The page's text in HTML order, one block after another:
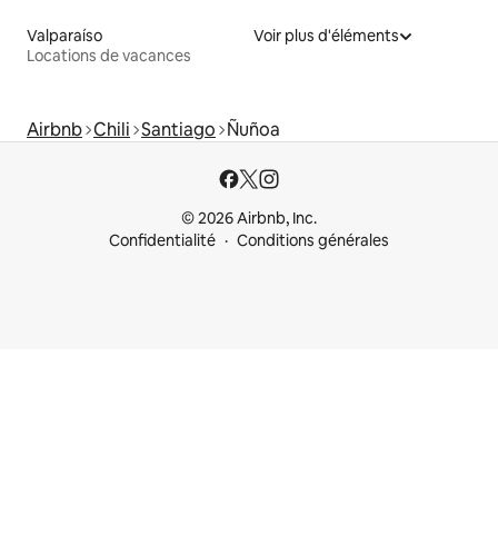
Valparaíso
Locations de vacances
Voir plus d'éléments
Airbnb Chili Santiago Ñuñoa
© 2026 Airbnb, Inc.
Confidentialité
Conditions générales